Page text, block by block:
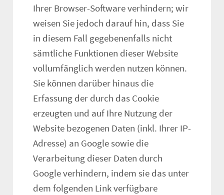
Ihrer Browser-Software verhindern; wir
weisen Sie jedoch darauf hin, dass Sie
in diesem Fall gegebenenfalls nicht
sämtliche Funktionen dieser Website
vollumfänglich werden nutzen können.
Sie können darüber hinaus die
Erfassung der durch das Cookie
erzeugten und auf Ihre Nutzung der
Website bezogenen Daten (inkl. Ihrer IP-
Adresse) an Google sowie die
Verarbeitung dieser Daten durch
Google verhindern, indem sie das unter
dem folgenden Link verfügbare